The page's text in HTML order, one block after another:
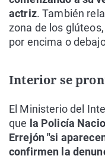
actriz. También
zona de los
por encima o
Interior se
El Ministerio del
que la Policía
Errejón "si
confirmen la